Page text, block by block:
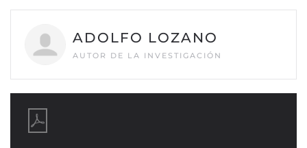
ADOLFO LOZANO
AUTOR DE LA INVESTIGACIÓN